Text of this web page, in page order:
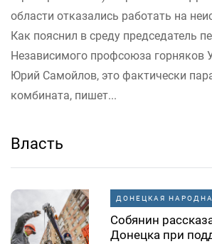
области отказались работать на
Как пояснил в среду председатель
Независимого профсоюза горняков
Юрий Самойлов, это фактически
комбината, пишет...
Власть
ДОНЕЦКАЯ
Собянин
Донецка при